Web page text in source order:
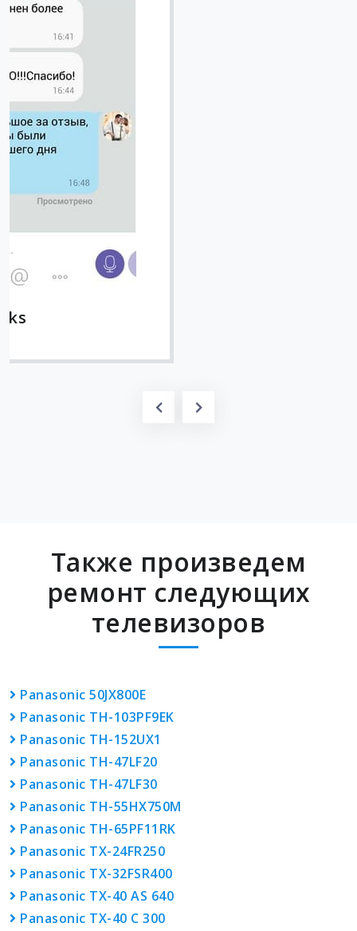
Также произведем
ремонт следующих
телевизоров
Panasonic 50JX800E
Panasonic TH-103PF9EK
Panasonic TH-152UX1
Panasonic TH-47LF20
Panasonic TH-47LF30
Panasonic TH-55HX750M
Panasonic TH-65PF11RK
Panasonic TX-24FR250
Panasonic TX-32FSR400
Panasonic TX-40 AS 640
Panasonic TX-40 C 300